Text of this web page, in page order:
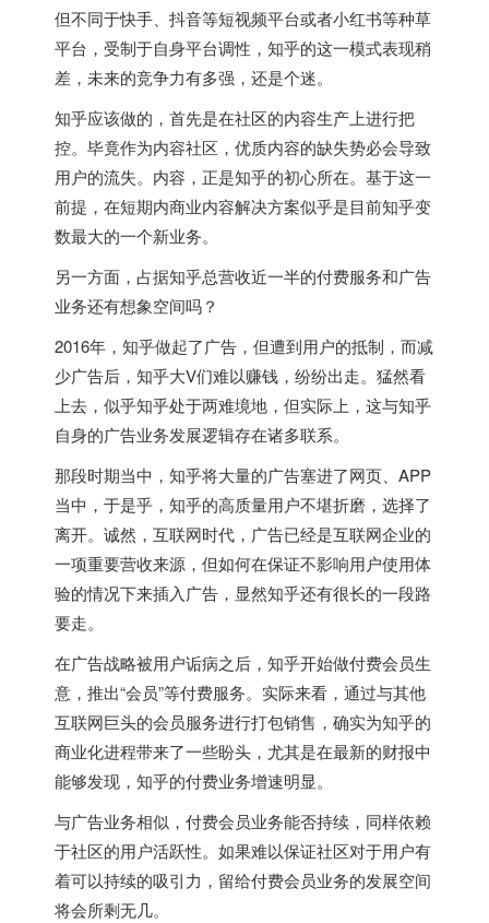
但不同于快手、抖音等短视频平台或者小红书等种草
平台，受制于自身平台调性，知乎的这一模式表现稍
差，未来的竞争力有多强，还是个迷。
知乎应该做的，首先是在社区的内容生产上进行把
控。毕竟作为内容社区，优质内容的缺失势必会导致
用户的流失。内容，正是知乎的初心所在。基于这一
前提，在短期内商业内容解决方案似乎是目前知乎变
数最大的一个新业务。
另一方面，占据知乎总营收近一半的付费服务和广告
业务还有想象空间吗？
2016年，知乎做起了广告，但遭到用户的抵制，而减
少广告后，知乎大V们难以赚钱，纷纷出走。猛然看
上去，似乎知乎处于两难境地，但实际上，这与知乎
自身的广告业务发展逻辑存在诸多联系。
那段时期当中，知乎将大量的广告塞进了网页、APP
当中，于是乎，知乎的高质量用户不堪折磨，选择了
离开。诚然，互联网时代，广告已经是互联网企业的
一项重要营收来源，但如何在保证不影响用户使用体
验的情况下来插入广告，显然知乎还有很长的一段路
要走。
在广告战略被用户诟病之后，知乎开始做付费会员生
意，推出“会员”等付费服务。实际来看，通过与其他
互联网巨头的会员服务进行打包销售，确实为知乎的
商业化进程带来了一些盼头，尤其是在最新的财报中
能够发现，知乎的付费业务增速明显。
与广告业务相似，付费会员业务能否持续，同样依赖
于社区的用户活跃性。如果难以保证社区对于用户有
着可以持续的吸引力，留给付费会员业务的发展空间
将会所剩无几。